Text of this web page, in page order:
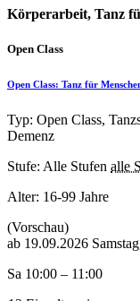
Körperarbeit, Tanz
Open Class
Open Class: Tanz für
Typ: Open Class,
Demenz
Stufe: Alle Stufen alle
Alter: 16-99 Jahre
(Vorschau)
ab 19.09.2026
Sa 10:00 – 11:00